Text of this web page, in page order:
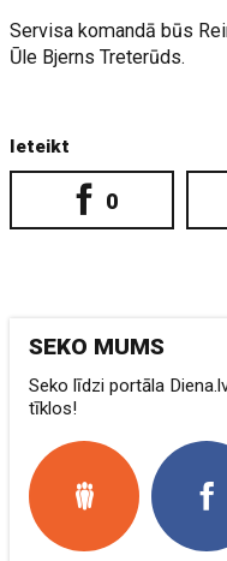
Servisa komandā būs
Ūle Bjerns Treterūds.
Ieteikt
0
SEKO MUMS
Seko līdzi portāla
tīklos!